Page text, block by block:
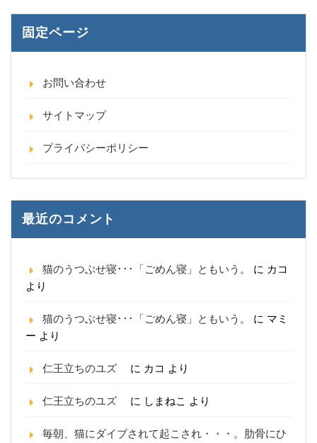
固定ページ
お問い合わせ
サイトマップ
プライバシーポリシー
最近のコメント
猫のうつぶせ寝･･･「ごめん寝」ともいう。 に カコ
より
猫のうつぶせ寝･･･「ごめん寝」ともいう。 に マミ
ー より
仁王立ちのユズ に カコ より
仁王立ちのユズ に しまねこ より
毎朝、猫にダイブされて起こされ・・・。肋骨にひ